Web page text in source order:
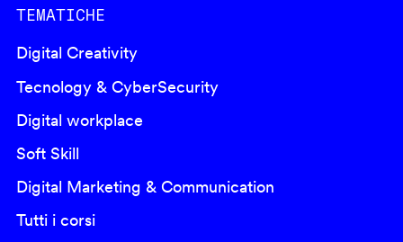
TEMATICHE
Digital Creativity
Tecnology & CyberSecurity
Digital workplace
Soft Skill
Digital Marketing & Communication
Tutti i corsi